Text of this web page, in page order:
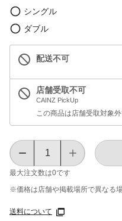
シングル
ダブル
配送不可
店舗受取不可
CAINZ PickUp
この商品は店舗受取対象
最大注文数は0です
※価格は​店舗や​掲載場所で​異なる​場
送料について